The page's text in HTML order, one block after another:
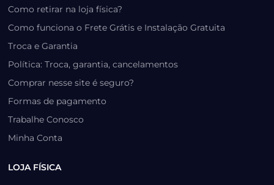
Como retirar na loja física?
Como funciona o Frete Grátis e Instalação Gratuita
Troca e Garantia
Política: Troca, garantia, cancelamentos
Comprar nesse site é seguro?
Formas de pagamento
Trabalhe Conosco
Minha Conta
LOJA FÍSICA